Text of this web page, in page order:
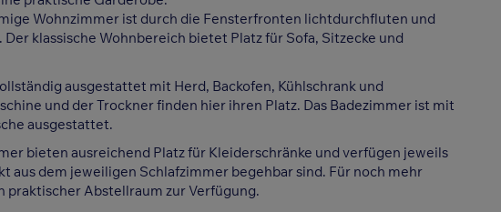
Wohnzimmer ist durch die Fensterfronten lichtdurchfluten und
klassische Wohnbereich bietet Platz für Sofa, Sitzecke und
ausgestattet mit Herd, Backofen, Kühlschrank und
und der Trockner finden hier ihren Platz. Das Badezimmer ist mit
ausgestattet.
bieten ausreichend Platz für Kleiderschränke und verfügen jeweils
aus dem jeweiligen Schlafzimmer begehbar sind. Für noch mehr
praktischer Abstellraum zur Verfügung.